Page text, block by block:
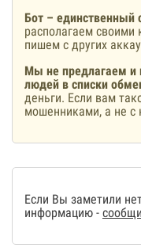
Бот – единственный
располагаем
пишем с других
Мы не предлагаем и
людей в списки
деньги. Если вам
мошенниками, а не с
Если Вы заметили
информацию -